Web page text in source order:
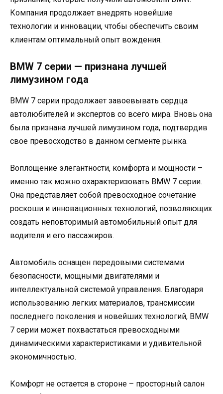
Компания продолжает внедрять новейшие
технологии и инновации, чтобы обеспечить своим
клиентам оптимальный опыт вождения.
BMW 7 серии — признана лучшей
лимузином года
BMW 7 серии продолжает завоевывать сердца
автолюбителей и экспертов со всего мира. Вновь она
была признана лучшей лимузином года, подтвердив
свое превосходство в данном сегменте рынка.
Воплощение элегантности, комфорта и мощности –
именно так можно охарактеризовать BMW 7 серии.
Она представляет собой превосходное сочетание
роскоши и инновационных технологий, позволяющих
создать неповторимый автомобильный опыт для
водителя и его пассажиров.
Автомобиль оснащен передовыми системами
безопасности, мощными двигателями и
интеллектуальной системой управления. Благодаря
использованию легких материалов, трансмиссии
последнего поколения и новейших технологий, BMW
7 серии может похвастаться превосходными
динамическими характеристиками и удивительной
экономичностью.
Комфорт не остается в стороне – просторный салон